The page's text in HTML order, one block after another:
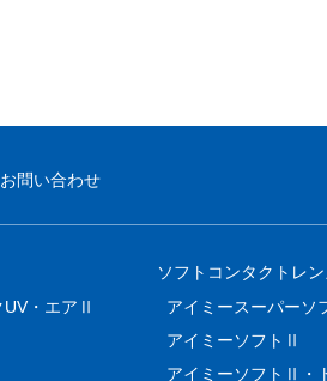
お問い合わせ
UV・エアⅡ
ソフトコンタクトレ
アイミースーパーソ
アイミーソフトⅡ
アイミーソフトⅡ・